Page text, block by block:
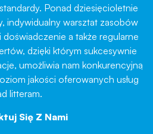
Ponad dziesięcioletnie
indywidualny warsztat zasobów
a także regularne
dzięki którym sukcesywnie
umożliwia nam konkurencyjną
jakości oferowanych usług
litteram.
Się Z Nami